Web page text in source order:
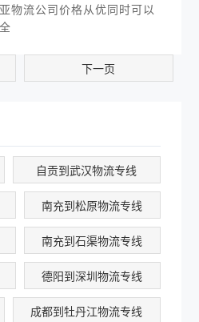
物流公司价格从优同时可以
下一页
自贡到武汉物流专线
南充到松原物流专线
南充到石渠物流专线
德阳到深圳物流专线
成都到牡丹江物流专线